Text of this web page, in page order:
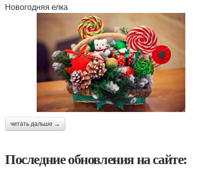
Новогодняя елка
читать дальше →
Последние обновления на сайте: